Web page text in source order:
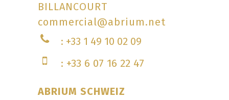
BILLANCOURT
commercial@abrium.net
: +33 1 49 10 02 09
: +33 6 07 16 22 47
ABRIUM SCHWEIZ